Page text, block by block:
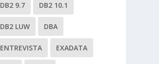
DB2 9.7 DB2 10.1
DB2 LUW DBA
ENTREVISTA EXADATA